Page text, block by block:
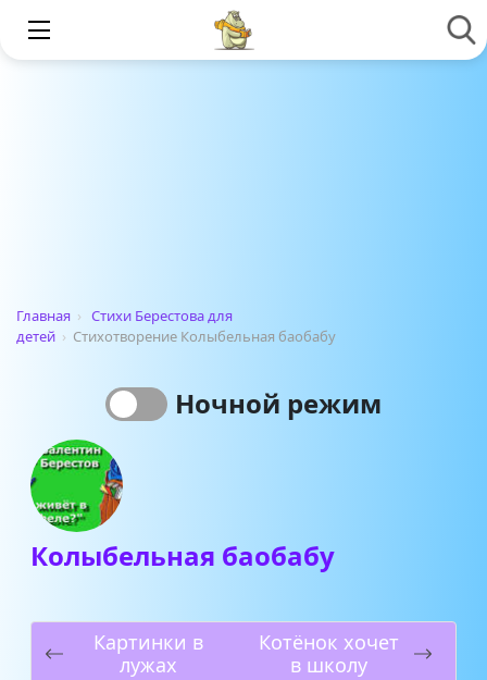
Главная › Стихи Берестова для
детей › Стихотворение Колыбельная баобабу
Ночной режим
Колыбельная баобабу
Картинки в
лужах
Котёнок хочет
в школу